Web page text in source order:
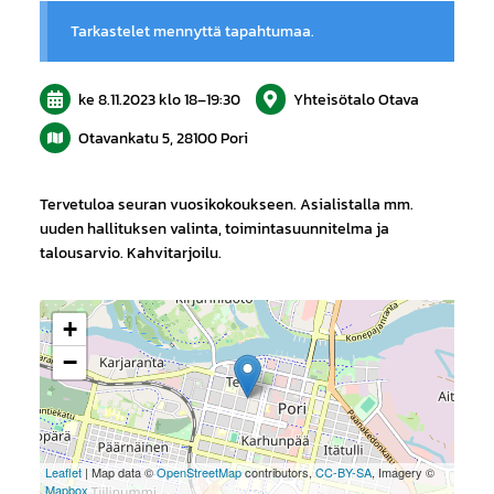
Tarkastelet mennyttä tapahtumaa.
ke 8.11.2023klo 18–19:30
Yhteisötalo Otava
Otavankatu 5, 28100 Pori
Tervetuloa seuran vuosikokoukseen. Asialistalla mm.
uuden hallituksen valinta, toimintasuunnitelma ja
talousarvio. Kahvitarjoilu.
+
−
Leaflet| Map data ©OpenStreetMapcontributors,CC-BY-SA, Imagery ©
Mapbox